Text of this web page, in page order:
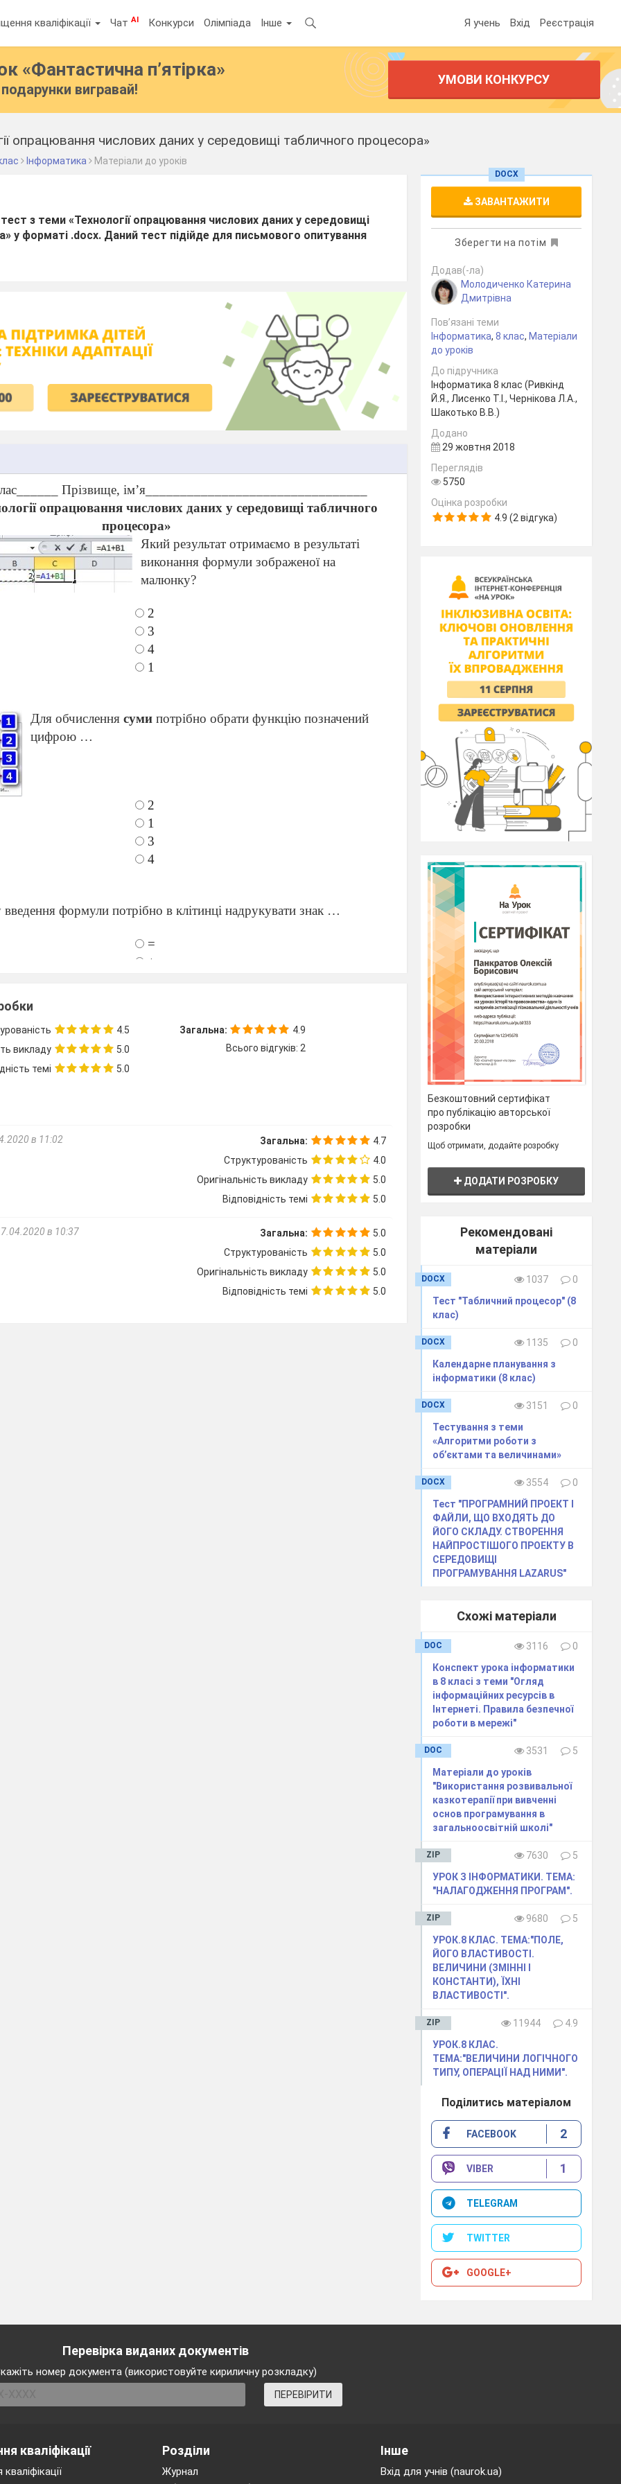
кваліфікації ЧатAI Конкурси Олімпіада Інше Я учень Вхід Реєстрація
«Фантастична п’ятірка»
вигравай!
УМОВИ КОНКУРСУ
опрацювання числових даних у середовищі табличного процесора»
Інформатика Матеріали до уроків
з теми «Технології опрацювання числових даних у середовищі
у форматі .docx. Даний тест підійде для письмового опитування
Прізвище, ім’я________________________________
опрацювання числових даних у середовищі табличного
процесора»
Який результат отримаємо в результаті
виконання формули зображеної на
малюнку?
2
3
4
1
Для обчислення сумипотрібно обрати функцію позначений
цифрою …
2
1
3
4
формули потрібно в клітинці надрукувати знак …
=
+
зображується дія Множення
Яке значення буде записане в
клітинку D1 в результаті виконання
формули зображеної на малюнку?
відбувається коли в полі розміщені …
4.5
викладу
5.0
темі
5.0
Загальна:
4.9
Всього відгуків: 2
в 11:02 Загальна:
4.7
Структурованість
4.0
Оригінальність викладу
5.0
Відповідність темі
5.0
в 10:37 Загальна:
5.0
Структурованість
5.0
Оригінальність викладу
5.0
Відповідність темі
5.0
DOCX
ЗАВАНТАЖИТИ
Зберегти на потім
Додав(-ла)
Молодиченко Катерина
Дмитрівна
Пов’язані теми
Інформатика,8 клас, Матеріали
до уроків
До підручника
Інформатика 8 клас (Ривкінд
Й.Я., Лисенко Т.І., Чернікова Л.А.,
Шакотько В.В.)
Додано
29 жовтня 2018
Переглядів
5750
Оцінка розробки
4.9 (2 відгука)
Безкоштовний сертифікат
про публікацію авторської
розробки
Щоб отримати, додайте розробку
ДОДАТИ РОЗРОБКУ
Рекомендовані
матеріали
DOCX 1037
0
Тест "Табличний процесор" (8
клас)
DOCX 1135
0
Календарне планування з
інформатики (8 клас)
DOCX 3151
0
Тестування з теми
«Алгоритми роботи з
об’єктами та величинами»
DOCX 3554
0
Тест "ПРОГРАМНИЙ ПРОЕКТ І
ФАЙЛИ, ЩО ВХОДЯТЬ ДО
ЙОГО СКЛАДУ. СТВОРЕННЯ
НАЙПРОСТІШОГО ПРОЕКТУ В
СЕРЕДОВИЩІ
ПРОГРАМУВАННЯ LAZARUS"
Схожі матеріали
DOC 3116
0
Конспект урока інформатики
в 8 класі з теми "Огляд
інформаційних ресурсів в
Інтернеті. Правила безпечної
роботи в мережі"
DOC 3531
5
Матеріали до уроків
"Використання розвивальної
казкотерапії при вивченні
основ програмування в
загальноосвітній школі"
ZIP 7630
5
УРОК З ІНФОРМАТИКИ. ТЕМА:
"НАЛАГОДЖЕННЯ ПРОГРАМ".
ZIP 9680
5
УРОК.8 КЛАС. ТЕМА:"ПОЛЕ,
ЙОГО ВЛАСТИВОСТІ.
ВЕЛИЧИНИ (ЗМІННІ І
КОНСТАНТИ), ЇХНІ
ВЛАСТИВОСТІ".
ZIP 11944
4.9
УРОК.8 КЛАС.
ТЕМА:"ВЕЛИЧИНИ ЛОГІЧНОГО
ТИПУ, ОПЕРАЦІЇ НАД НИМИ".
Поділитись матеріалом
FACEBOOK 2
VIBER 1
TELEGRAM
TWITTER
GOOGLE+
Перевірка виданих документів
номер документа (використовуйте кириличну розкладку)
ПЕРЕВІРИТИ
кваліфікації Розділи
Журнал
Інше
Вхід для учнів (naurok.ua)